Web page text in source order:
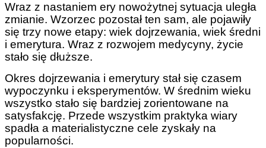
Wraz z nastaniem ery nowożytnej sytuacja uległa
zmianie. Wzorzec pozostał ten sam, ale pojawiły
się trzy nowe etapy: wiek dojrzewania, wiek średni
i emerytura. Wraz z rozwojem medycyny, życie
stało się dłuższe.
Okres dojrzewania i emerytury stał się czasem
wypoczynku i eksperymentów. W średnim wieku
wszystko stało się bardziej zorientowane na
satysfakcję. Przede wszystkim praktyka wiary
spadła a materialistyczne cele zyskały na
popularności.